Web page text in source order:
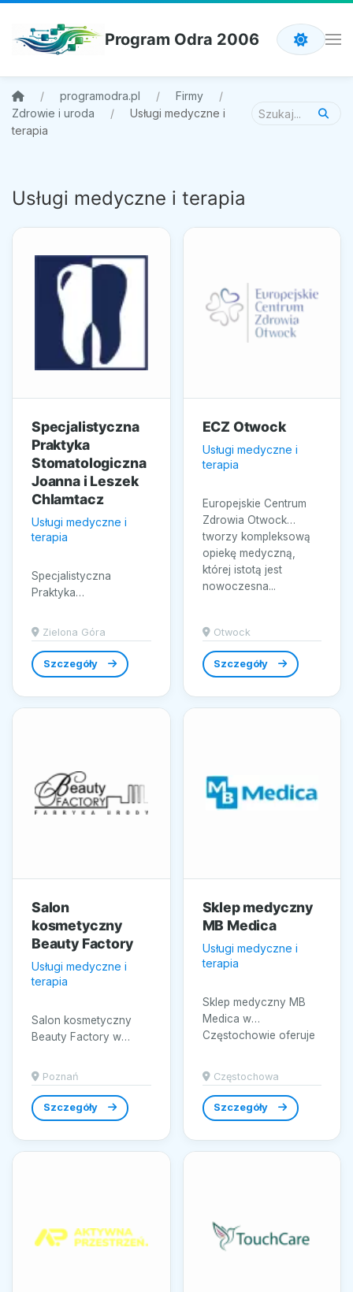
Program Odra 2006
programodra.pl
Firmy
Zdrowie i uroda
Usługi medyczne i
terapia
Usługi medyczne i terapia
Specjalistyczna
Praktyka
Stomatologiczna
Joanna i Leszek
Chlamtacz
Usługi medyczne i
terapia
Specjalistyczna
Praktyka
Joanna i Leszek
Chlamtacz w Zielonej
Górze oferuje
kompleksową...
Zielona Góra
Szczegóły
ECZ Otwock
Usługi medyczne i
terapia
Europejskie Centrum
Zdrowia Otwock
tworzy kompleksową
opiekę medyczną,
której istotą jest
nowoczesna...
Otwock
Szczegóły
Salon
kosmetyczny
Beauty Factory
Usługi medyczne i
terapia
Salon kosmetyczny
Beauty Factory w
się w
zaawansowanych
zabiegach z zakresu
medycyny...
Poznań
Szczegóły
Sklep medyczny
MB Medica
Usługi medyczne i
terapia
Sklep medyczny MB
Medica w
Częstochowie oferuje
produktów...
Częstochowa
Szczegóły